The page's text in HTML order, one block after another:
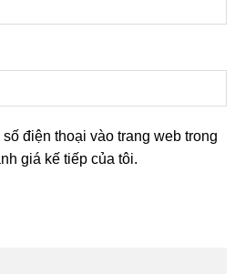
điện thoại vào trang web trong
giá kế tiếp của tôi.